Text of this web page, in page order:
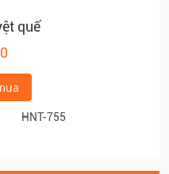
quế
HNT-755